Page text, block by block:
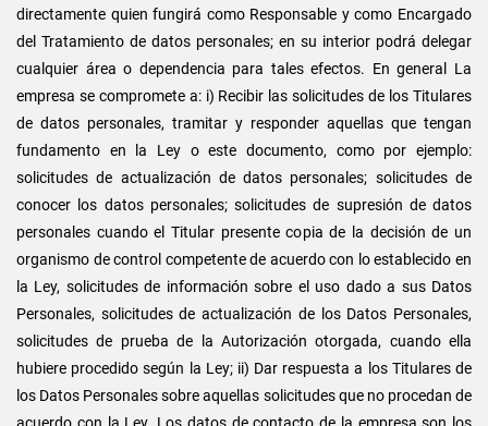
directamente quien fungirá como Responsable y como Encargado
del Tratamiento de datos personales; en su interior podrá delegar
cualquier área o dependencia para tales efectos. En general La
empresa se compromete a: i) Recibir las solicitudes de los Titulares
de datos personales, tramitar y responder aquellas que tengan
fundamento en la Ley o este documento, como por ejemplo:
solicitudes de actualización de datos personales; solicitudes de
conocer los datos personales; solicitudes de supresión de datos
personales cuando el Titular presente copia de la decisión de un
organismo de control competente de acuerdo con lo establecido en
la Ley, solicitudes de información sobre el uso dado a sus Datos
Personales, solicitudes de actualización de los Datos Personales,
solicitudes de prueba de la Autorización otorgada, cuando ella
hubiere procedido según la Ley; ii) Dar respuesta a los Titulares de
los Datos Personales sobre aquellas solicitudes que no procedan de
acuerdo con la Ley. Los datos de contacto de la empresa son los